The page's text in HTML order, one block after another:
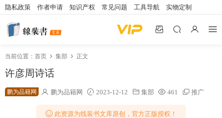
隐私政策 作者申请 知识产权 常见问题 工具导航 实物定制
当前位置： 首页 集部 正文
许彦周诗话
鹏为品籍网 鹏为品籍网 2023-12-12 集部 461 推广
此资源为线装书文库原创，官方正版授权！